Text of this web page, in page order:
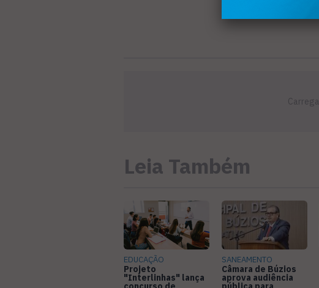
Leia Também
EDUCAÇÃO
Projeto
"Interlinhas" lança
SANEAMENTO
Câmara de Búzios
aprova audiência